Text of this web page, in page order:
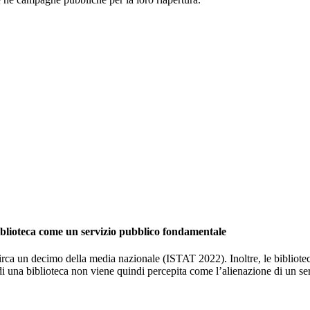
come un servizio pubblico fondamentale
un decimo della media nazionale (ISTAT 2022). Inoltre, le
biblioteca non viene quindi percepita come l’alienazione di un